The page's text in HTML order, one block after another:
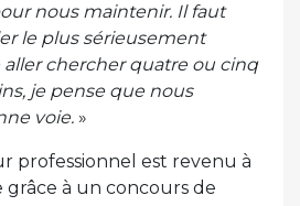
nous maintenir. Il faut
le plus sérieusement
chercher quatre ou cinq
je pense que nous
voie. »
professionnel est revenu à
à un concours de